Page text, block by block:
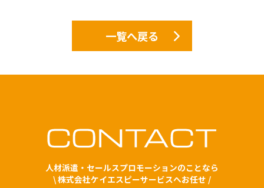
一覧へ戻る
人材派遣・セールスプロモーションのことなら
\ 株式会社ケイエスピーサービスへお任せ /